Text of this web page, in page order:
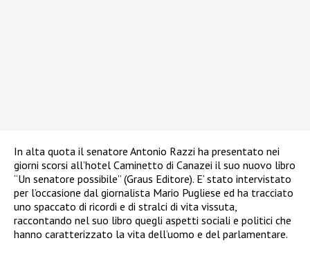
In alta quota il senatore Antonio Razzi ha presentato nei
giorni scorsi all’hotel Caminetto di Canazei il suo nuovo libro
“Un senatore possibile” (Graus Editore). E’ stato intervistato
per l’occasione dal giornalista Mario Pugliese ed ha tracciato
uno spaccato di ricordi e di stralci di vita vissuta,
raccontando nel suo libro quegli aspetti sociali e politici che
hanno caratterizzato la vita dell’uomo e del parlamentare.